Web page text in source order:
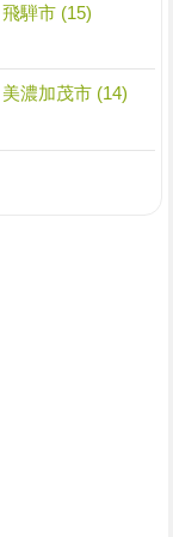
飛騨市 (15)
美濃加茂市 (14)